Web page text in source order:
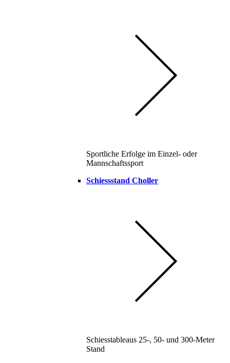
Sportliche Erfolge im Einzel- oder
Mannschaftssport
Schiessstand Choller
Schiesstableaus 25-, 50- und 300-Meter
Stand